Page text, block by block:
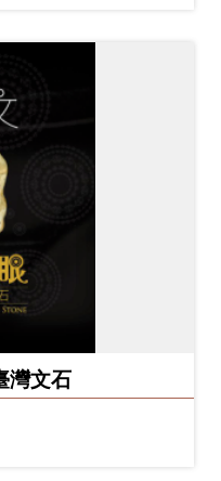
灣文石